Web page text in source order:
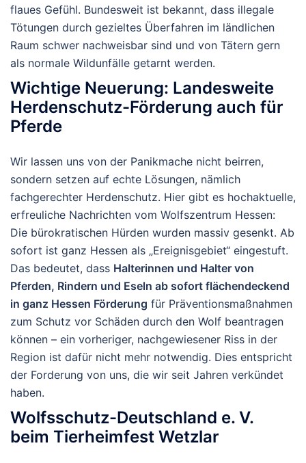
flaues Gefühl. Bundesweit ist bekannt, dass illegale
Tötungen durch gezieltes Überfahren im ländlichen
Raum schwer nachweisbar sind und von Tätern gern
als normale Wildunfälle getarnt werden.
Wichtige Neuerung: Landesweite
Herdenschutz-Förderung auch für
Pferde
Wir lassen uns von der Panikmache nicht beirren,
sondern setzen auf echte Lösungen, nämlich
fachgerechter Herdenschutz. Hier gibt es hochaktuelle,
erfreuliche Nachrichten vom Wolfszentrum Hessen:
Die bürokratischen Hürden wurden massiv gesenkt. Ab
sofort ist ganz Hessen als „Ereignisgebiet“ eingestuft.
Das bedeutet, dass Halterinnen und Halter von
Pferden, Rindern und Eseln ab sofort flächendeckend
in ganz Hessen Förderung für Präventionsmaßnahmen
zum Schutz vor Schäden durch den Wolf beantragen
können – ein vorheriger, nachgewiesener Riss in der
Region ist dafür nicht mehr notwendig. Dies entspricht
der Forderung von uns, die wir seit Jahren verkündet
haben.
Wolfsschutz-Deutschland e. V.
beim Tierheimfest Wetzlar